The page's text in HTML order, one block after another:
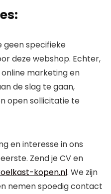
specifieke
deze webshop. Echter,
marketing en
de slag te gaan,
open sollicitatie te
en interesse in ons
Zend je CV en
kopen.nl. We zijn
nemen spoedig contact